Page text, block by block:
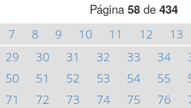
Página 58 de 434
7 8 9 10 11 12 13
29 30 31 32 33 34
50 51 52 53 54 55
71 72 73 74 75 76